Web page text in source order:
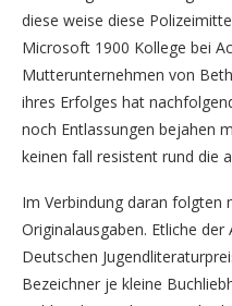
diese weise diese
Microsoft 1900 Kollege bei
Mutterunternehmen von
ihres Erfolges hat
noch Entlassungen bejahen
keinen fall resistent rund die
Im Verbindung daran folgten
Originalausgaben. Etliche
Deutschen
Bezeichner je kleine